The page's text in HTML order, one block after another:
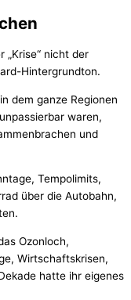
„Krise“ nicht der
Hintergrundton.
dem ganze Regionen
waren,
und
Tempolimits,
über die Autobahn,
Ozonloch,
Wirtschaftskrisen,
hatte ihr eigenes